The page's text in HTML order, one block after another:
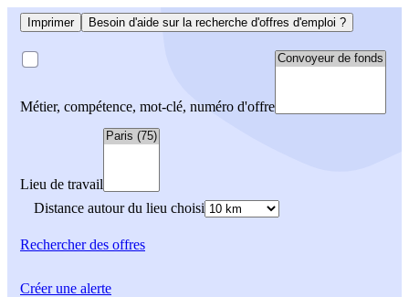
Imprimer Besoin d'aide sur la recherche d'offres d'emploi ?
Métier, compétence, mot-clé, numéro d'offre
Lieu de travail
Distance autour du lieu choisi
Rechercherdes offres
Créer une alerte